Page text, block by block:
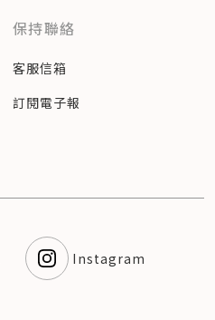
保持聯絡
客服信箱
訂閱電子報
Instagram